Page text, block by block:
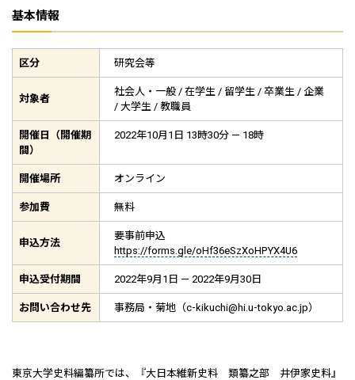
基本情報
区分 研究会等
対象者
社会人・一般 / 在学生 / 留学生 / 卒業生 / 企業
/ 大学生 / 教職員
開催日（開催期
間）
2022年10月1日 13時30分 — 18時
開催場所 オンライン
参加費 無料
申込方法
要事前申込
https://forms.gle/oHf36eSzXoHPYX4U6
申込受付期間 2022年9月1日 — 2022年9月30日
お問い合わせ先 事務局・菊地（c-kikuchi@hi.u-tokyo.ac.jp）
東京大学史料編纂所では、『大日本維新史料 類纂之部 井伊家史料』